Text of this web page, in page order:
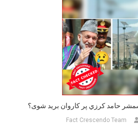
حامد کرزي پر کاروان برید شوی؟
Fact Crescendo Team